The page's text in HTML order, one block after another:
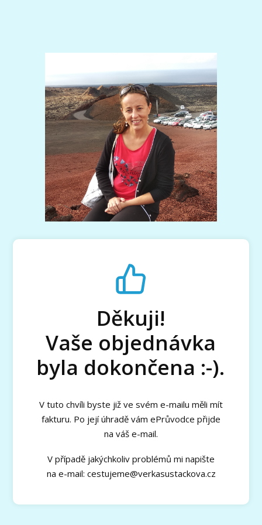
Děkuji!
Vaše objednávka
byla dokončena :-).
V tuto chvíli byste již ve svém e-mailu měli mít
fakturu. Po její úhradě vám ePrůvodce přijde
na váš e-mail.
V případě jakýchkoliv problémů mi napište
na e-mail: cestujeme@verkasustackova.cz